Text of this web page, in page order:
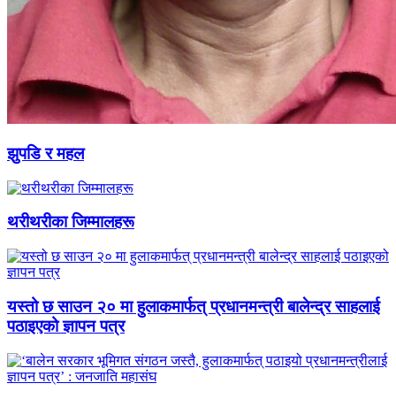
झुपडि र महल
थरीथरीका जिम्मालहरू
यस्तो छ साउन २० मा हुलाकमार्फत् प्रधानमन्त्री बालेन्द्र साहलाई
पठाइएको ज्ञापन पत्र